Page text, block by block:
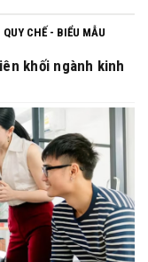
QUY CHẾ - BIỂU MẪU
khối ngành kinh